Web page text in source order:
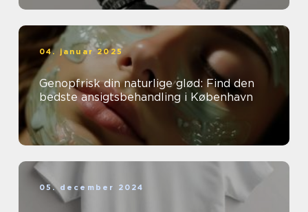
04. januar 2025
Genopfrisk din naturlige glød: Find den
bedste ansigtsbehandling i København
05. december 2024